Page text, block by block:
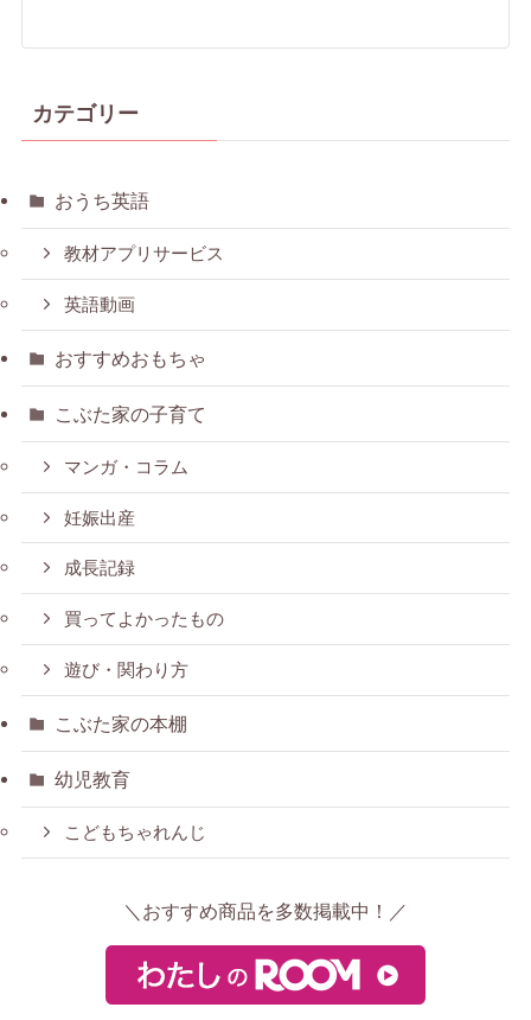
カテゴリー
おうち英語
教材アプリサービス
英語動画
おすすめおもちゃ
こぶた家の子育て
マンガ・コラム
妊娠出産
成長記録
買ってよかったもの
遊び・関わり方
こぶた家の本棚
幼児教育
こどもちゃれんじ
＼おすすめ商品を多数掲載中！／